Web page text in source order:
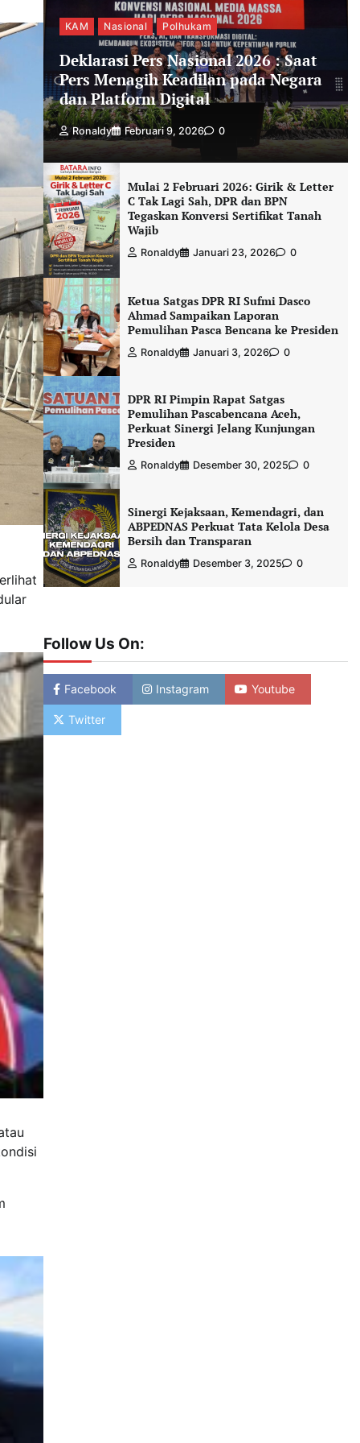
KAM Nasional Polhukam
Deklarasi Pers Nasional 2026 : Saat
Pers Menagih Keadilan pada Negara
dan Platform Digital
Ronaldy Februari 9, 2026 0
Mulai 2 Februari 2026: Girik & Letter
C Tak Lagi Sah, DPR dan BPN
Tegaskan Konversi Sertifikat Tanah
Wajib
Ronaldy Januari 23, 2026 0
Ketua Satgas DPR RI Sufmi Dasco
Ahmad Sampaikan Laporan
Pemulihan Pasca Bencana ke Presiden
Ronaldy Januari 3, 2026 0
DPR RI Pimpin Rapat Satgas
Pemulihan Pascabencana Aceh,
Perkuat Sinergi Jelang Kunjungan
Presiden
Ronaldy Desember 30, 2025 0
Sinergi Kejaksaan, Kemendagri, dan
ABPEDNAS Perkuat Tata Kelola Desa
Bersih dan Transparan
Ronaldy Desember 3, 2025 0
Follow Us On:
Facebook Instagram Youtube
Twitter